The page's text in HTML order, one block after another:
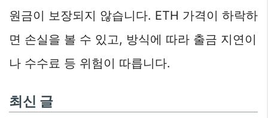
원금이 보장되지 않습니다. ETH 가격이 하락하
면 손실을 볼 수 있고, 방식에 따라 출금 지연이
나 수수료 등 위험이 따릅니다.
최신 글